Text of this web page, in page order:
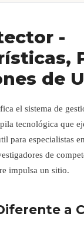
-
de
el sistema de
tecnológica que
para especialistas
de
impulsa un sitio.
a